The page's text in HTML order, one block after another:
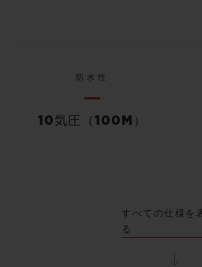
防水性
10気圧（100M）
すべての仕様を
る